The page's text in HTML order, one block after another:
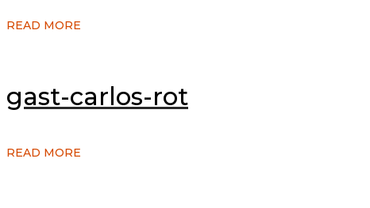
READ MORE
gast-carlos-rot
READ MORE